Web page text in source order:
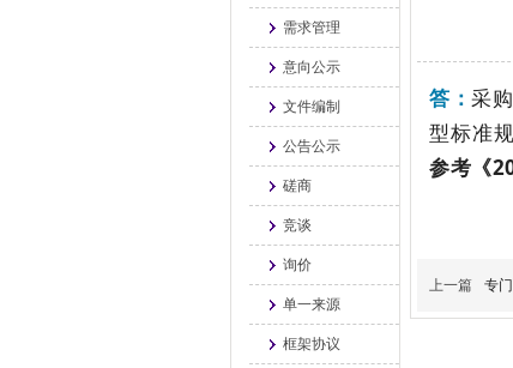
需求管理
意向公示
文件编制
公告公示
磋商
竞谈
询价
单一来源
框架协议
答：采
型标准
参考《
上一篇 专